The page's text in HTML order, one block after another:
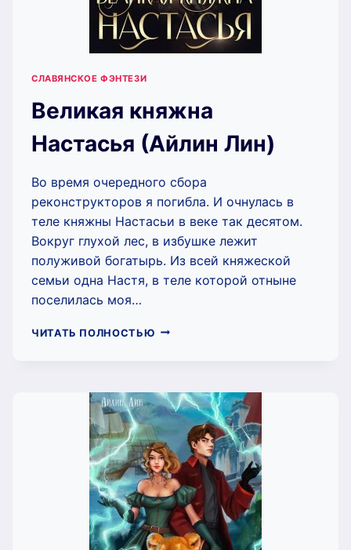
СЛАВЯНСКОЕ ФЭНТЕЗИ
Великая княжна
Настасья (Айлин Лин)
Во время очередного сбора
реконструкторов я погибла. И очнулась в
теле княжны Настасьи в веке так десятом.
Вокруг глухой лес, в избушке лежит
полуживой богатырь. Из всей княжеской
семьи одна Настя, в теле которой отныне
поселилась моя…
ЧИТАТЬ ПОЛНОСТЬЮ ВЕЛИКАЯ
ЛИН)